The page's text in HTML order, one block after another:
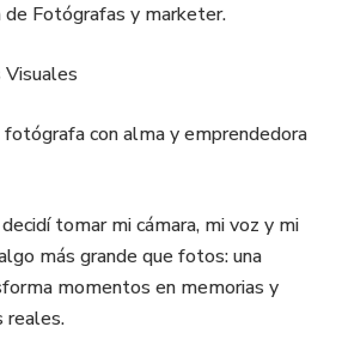
Fotógrafas y marketer.
fotógrafa con alma y emprendedora
tomar mi cámara, mi voz y mi
más grande que fotos: una
momentos en memorias y
reales.